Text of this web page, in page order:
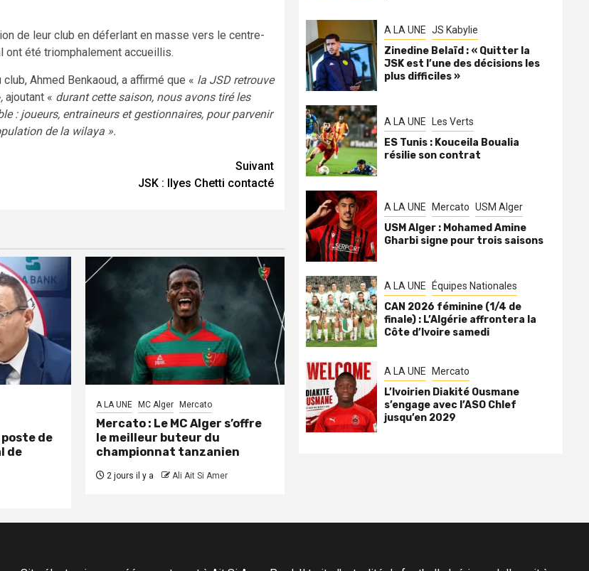
de leur club en déferlant en masse vers le centre-
ont été triomphalement accueillis.
Ahmed Benkaoud, a affirmé que « la JSD retrouve
ajoutant « durant cette saison, nous avons tiré les
: joueurs, entraineurs et gestionnaires, pour parvenir
de la wilaya ».
Suivant
JSK : Ilyes Chetti contacté
de
de
A LA UNE MC Alger Mercato
Mercato : Le MC Alger s’offre
le meilleur buteur du
championnat tanzanien
2 jours il y a Ali Ait Si Amer
A LA UNE JS Kabylie
Zinedine Belaïd : « Quitter la
JSK est l’une des décisions les
plus difficiles »
A LA UNE Les Verts
ES Tunis : Kouceila Boualia
résilie son contrat
A LA UNE Mercato USM Alger
USM Alger : Mohamed Amine
Gharbi signe pour trois saisons
A LA UNE Équipes Nationales
CAN 2026 féminine (1/4 de
finale) : L’Algérie affrontera la
Côte d’Ivoire samedi
A LA UNE Mercato
L’Ivoirien Diakité Ousmane
s’engage avec l’ASO Chlef
jusqu’en 2029